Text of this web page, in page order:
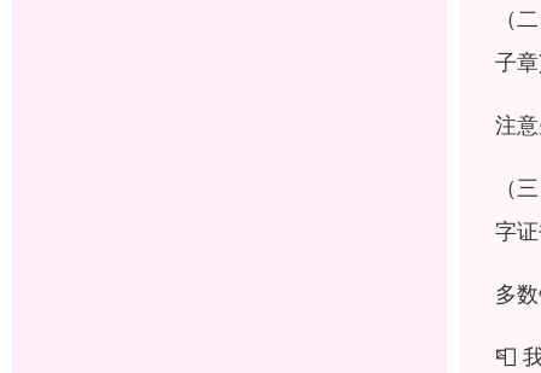
（
子
注
（
字
多
📮